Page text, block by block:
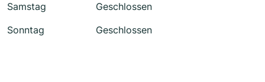
Samstag
Geschlossen
Sonntag
Geschlossen